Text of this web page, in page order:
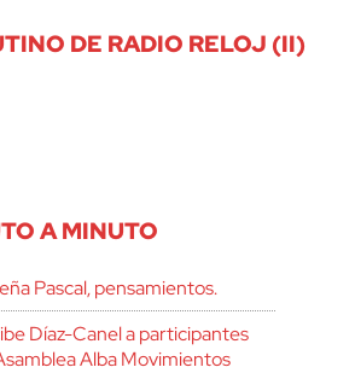
DE RADIO RELOJ (II)
A MINUTO
Pascal, pensamientos.
Díaz-Canel a participantes
Alba Movimientos